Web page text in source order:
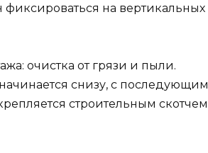
на вертикальных
очистка от грязи и пыли.
снизу, с последующим
строительным скотчем